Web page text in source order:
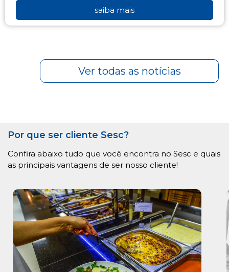
saiba mais
Ver todas as notícias
Por que ser cliente Sesc?
Confira abaixo tudo que você encontra no Sesc e quais
as principais vantagens de ser nosso cliente!